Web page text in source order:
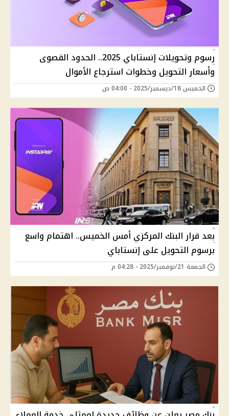
رسوم وتحويلات إنستاباي 2025.. الحدود القصوى
وأسعار التحويل وخطوات استرجاع الأموال
الخميس 18/ديسمبر/2025 - 04:00 ص
بعد قرار البنك المركزي أمس الخميس.. اهتمام واسع
برسوم التحويل على إنستاباي
الجمعة 21/نوفمبر/2025 - 04:28 م